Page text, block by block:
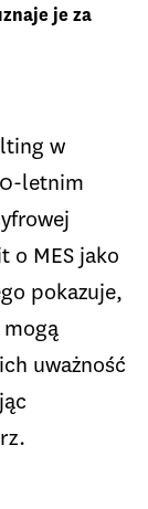
je za
w
letnim
o MES jako
pokazuje,
uważność